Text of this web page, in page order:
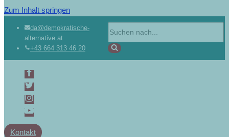
Zum Inhalt springen
da@demokratische-
alternative.at
+43 664 313 46 20
Kontakt